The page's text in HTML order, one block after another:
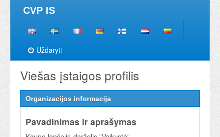
CVP IS
Uždaryti
Viešas įstaigos profilis
Organizacijos informacija
Pavadinimas ir aprašymas